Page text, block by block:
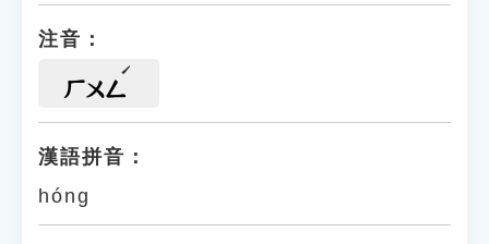
注音：
ㄏㄨㄥ
漢語拼音：
hóng